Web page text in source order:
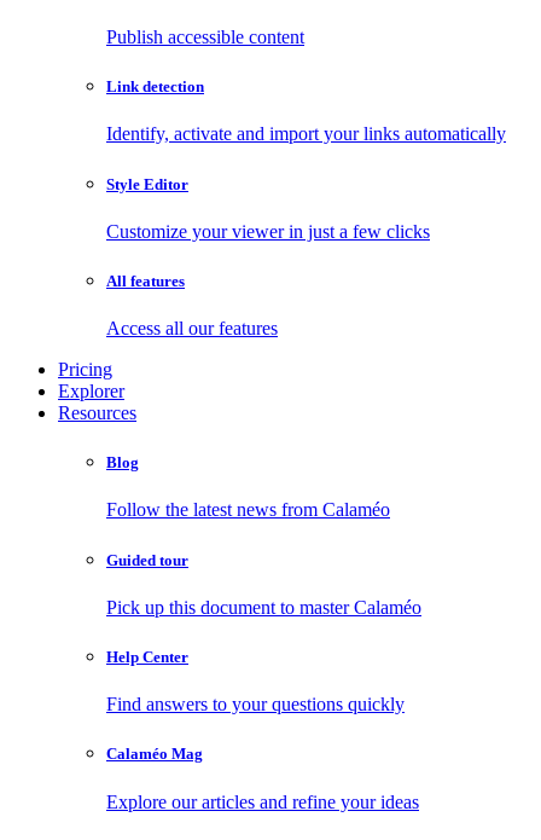
Publish accessible content
Link detection
Identify, activate and import your links automatically
Style Editor
Customize your viewer in just a few clicks
All features
Access all our features
Pricing
Explorer
Resources
Blog
Follow the latest news from Calaméo
Guided tour
Pick up this document to master Calaméo
Help Center
Find answers to your questions quickly
Calaméo Mag
Explore our articles and refine your ideas